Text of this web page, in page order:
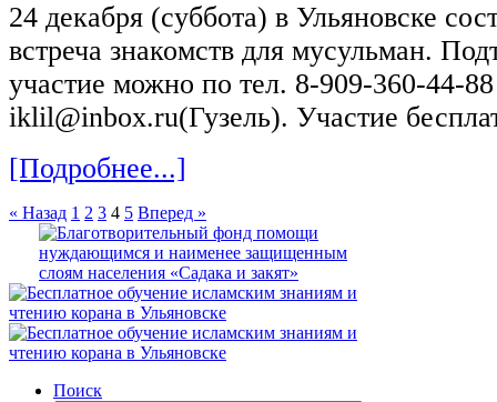
24 декабря (суббота) в Ульяновске
встреча знакомств для мусульман.
участие можно по тел. 8-909-360-44-
iklil@inbox.ru(Гузель). Участие
[Подробнее...]
« Назад 1 2 3 4 5 Вперед »
Поиск